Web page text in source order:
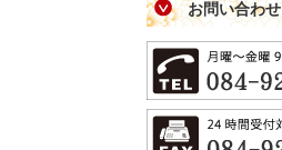
お問い合わせ